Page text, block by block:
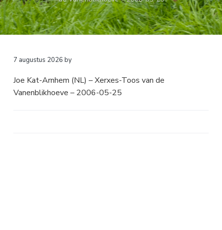
a
v
i
o
u
d
k
s
t
7 augustus 2026 by
Joe Kat-Arnhem (NL) – Xerxes-Toos van de
Vanenblikhoeve – 2006-05-25